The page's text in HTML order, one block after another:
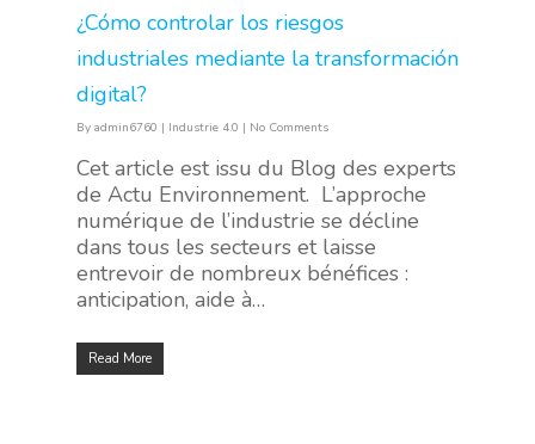
¿Cómo controlar los riesgos
industriales mediante la transformación
digital?
By admin6760 | Industrie 4.0 | No Comments
Cet article est issu du Blog des experts
de Actu Environnement. L’approche
numérique de l’industrie se décline
dans tous les secteurs et laisse
entrevoir de nombreux bénéfices :
anticipation, aide à…
Read More